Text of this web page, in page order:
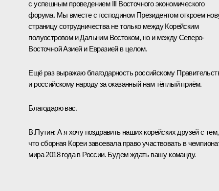
с успешным проведением III Восточного экономического
форума. Мы вместе с господином Президентом откроем
страницу сотрудничества не только между Корейским
полуостровом и Дальним Востоком, но и между Северо-
Восточной Азией и Евразией в целом.
Ещё раз выражаю благодарность российскому
и российскому народу за оказанный нам тёплый приём.
Благодарю вас.
В.Путин: А я хочу поздравить наших корейских друзей с тем,
что сборная Кореи завоевала право участвовать в
мира 2018 года в России. Будем ждать вашу команду.